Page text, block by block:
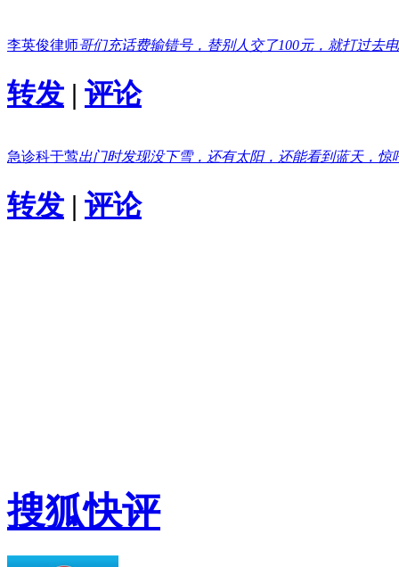
李英俊律师哥们充话费输错号，替别人交了100元，就打过去
转发 | 评论
急诊科于莺出门时发现没下雪，还有太阳，还能看到蓝天，惊
转发 | 评论
搜狐快评